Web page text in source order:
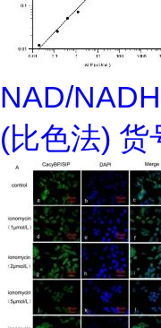
NAD/
(比色法) 货